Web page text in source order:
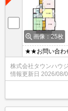
画像：25枚
★★お問い合わ
株式会社タウンハウ
情報更新日 2026/08/